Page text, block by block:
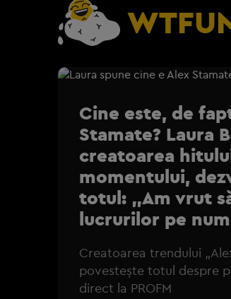
Cine este, de
Stamate? Laura
creatoarea
momentului,
totul: „Am vrut
lucrurilor pe
Creatoarea trendului
povestește totul despre
direct la PROFM